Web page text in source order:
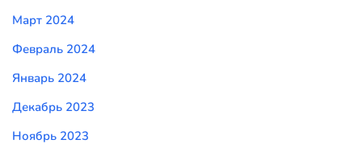
Март 2024
Февраль 2024
Январь 2024
Декабрь 2023
Ноябрь 2023